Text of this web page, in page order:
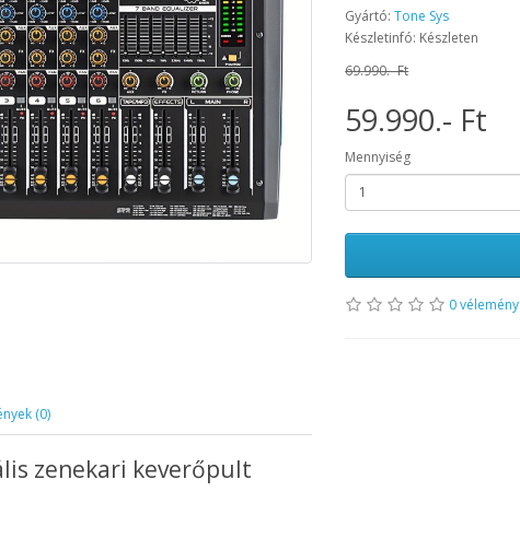
(0)
zenekari keverőpult
Gyártó:Tone Sys
Készletinfó: Készleten
69.990.- Ft
59.990.- Ft
Mennyiség
0 vélemény